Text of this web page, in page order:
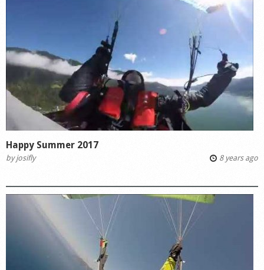
Happy Summer 2017
byjosifly 8 years ago